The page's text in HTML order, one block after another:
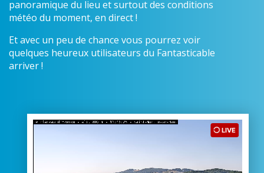
panoramique du lieu et surtout des conditions
météo du moment, en direct !
Et avec un peu de chance vous pourrez voir
quelques heureux utilisateurs du Fantasticable
arriver !